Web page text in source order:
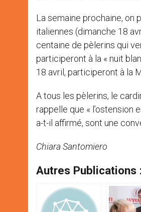
La semaine prochaine, on
italiennes (dimanche 18
centaine de pèlerins qui
participeront à la « nuit
18 avril, participeront à la
A tous les pèlerins, le
rappelle que « l’ostension
a-t-il affirmé, sont une
Chiara Santomiero
Autres Publications